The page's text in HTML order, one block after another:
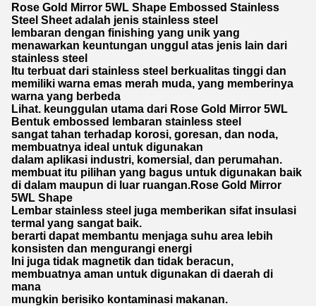
Rose Gold Mirror 5WL Shape Embossed Stainless
Steel Sheet adalah jenis stainless steel
lembaran dengan finishing yang unik yang
menawarkan keuntungan unggul atas jenis lain dari
stainless steel
Itu terbuat dari stainless steel berkualitas tinggi dan
memiliki warna emas merah muda, yang memberinya
warna yang berbeda
Lihat. keunggulan utama dari Rose Gold Mirror 5WL
Bentuk embossed lembaran stainless steel
sangat tahan terhadap korosi, goresan, dan noda,
membuatnya ideal untuk digunakan
dalam aplikasi industri, komersial, dan perumahan.
membuat itu pilihan yang bagus untuk digunakan baik
di dalam maupun di luar ruangan.Rose Gold Mirror
5WL Shape
Lembar stainless steel juga memberikan sifat insulasi
termal yang sangat baik.
berarti dapat membantu menjaga suhu area lebih
konsisten dan mengurangi energi
Ini juga tidak magnetik dan tidak beracun,
membuatnya aman untuk digunakan di daerah di
mana
mungkin berisiko kontaminasi makanan.